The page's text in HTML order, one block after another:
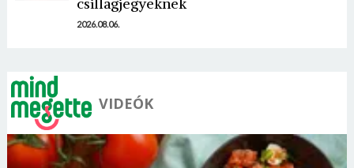
csillagjegyeknek
2026.08.06.
VIDEÓK